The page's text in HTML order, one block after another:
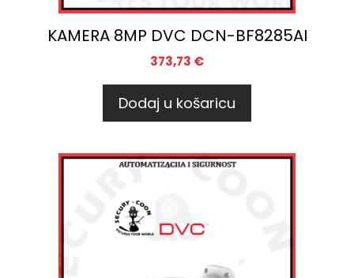
KAMERA 8MP DVC DCN-BF8285AI
373,73 €
Dodaj u košaricu